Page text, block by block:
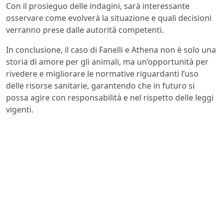
Con il prosieguo delle indagini, sarà interessante
osservare come evolverà la situazione e quali decisioni
verranno prese dalle autorità competenti.
In conclusione, il caso di Fanelli e Athena non è solo una
storia di amore per gli animali, ma un’opportunità per
rivedere e migliorare le normative riguardanti l’uso
delle risorse sanitarie, garantendo che in futuro si
possa agire con responsabilità e nel rispetto delle leggi
vigenti.